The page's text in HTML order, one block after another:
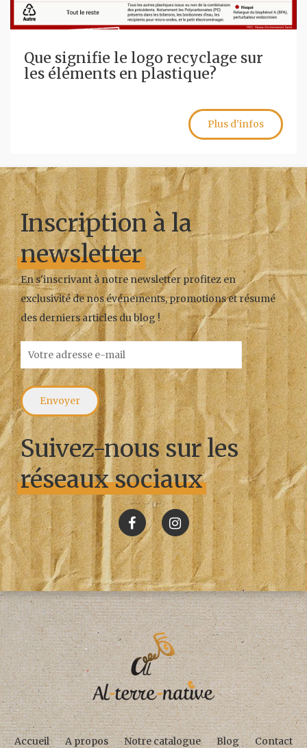
Que signifie le logo recyclage sur
les éléments en plastique?
Plus d'infos
Inscription à la
newsletter
En s'inscrivant à notre newsletter profitez en
exclusivité de nos événements, promotions et résumé
des derniers articles du blog !
Suivez-nous sur les
réseaux sociaux
Accueil A propos Notre catalogue Blog Contact